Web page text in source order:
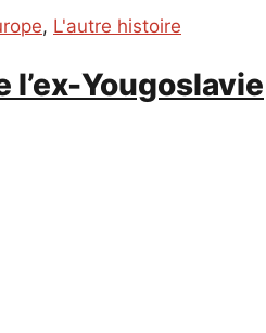
, L'autre histoire
Yougoslavie